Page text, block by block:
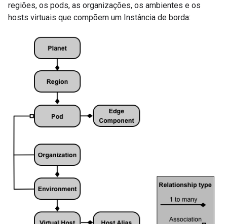
regiões, os pods, as organizações, os ambientes e os
hosts virtuais que compõem um Instância de borda: